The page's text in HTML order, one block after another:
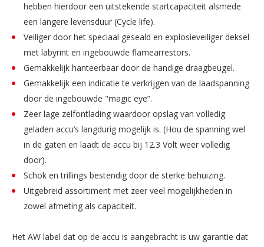
hebben hierdoor een uitstekende startcapaciteit alsmede
een langere levensduur (Cycle life).
Veiliger door het speciaal geseald en explosieveiliger deksel
met labyrint en ingebouwde flamearrestors.
Gemakkelijk hanteerbaar door de handige draagbeugel.
Gemakkelijk een indicatie te verkrijgen van de laadspanning
door de ingebouwde "magic eye”.
Zeer lage zelfontlading waardoor opslag van volledig
geladen accu’s langdurig mogelijk is. (Hou de spanning wel
in de gaten en laadt de accu bij 12.3 Volt weer volledig
door).
Schok en trillings bestendig door de sterke behuizing.
Uitgebreid assortiment met zeer veel mogelijkheden in
zowel afmeting als capaciteit.
Het AW label dat op de accu is aangebracht is uw garantie dat